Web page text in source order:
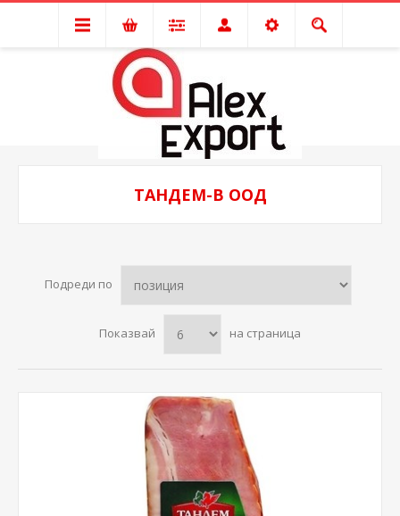
ТАНДЕМ-В ООД
Подреди по
Показвай на страница